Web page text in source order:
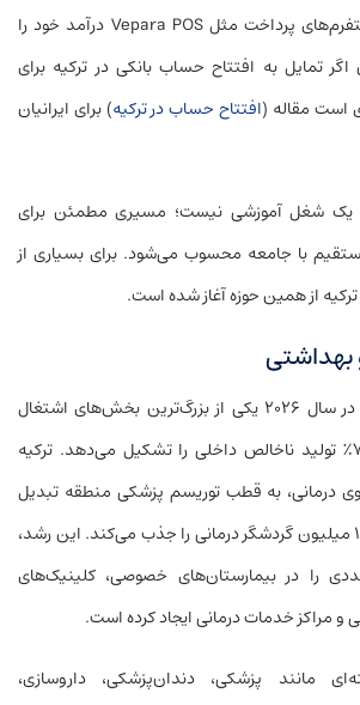
طریق حساب ارزی یا پلتفرم‌های پرداخت مثل Vepara POS درآمد خود را
تمایل به افتتاح حساب بانکی در ترکیه برای
است مقاله (افتتاح حساب در ترکیه) برای ایرانیان
یک شغل آموزشی نیست؛ مسیری مطمئن برای
با جامعه محسوب می‌شود. برای بسیاری از
ترکیه از همین حوزه آغاز شده است.
بخش سلامت در ترکیه در سال ۲۰۲۶ یکی از بزرگ‌ترین بخش‌های اشتغال
کشور است و بیش از ۷٪ تولید ناخالص داخلی را تشکیل می‌دهد. ترکیه
درمانی، به قطب توریسم پزشکی منطقه تبدیل
شده و هر سال حدود ۱.۴ میلیون گردشگر درمانی را جذب می‌کند. این رشد،
را در بیمارستان‌های خصوصی، کلینیک‌های
و مراکز خدمات درمانی ایجاد کرده است.
مانند پزشکی، دندان‌پزشکی، داروسازی،